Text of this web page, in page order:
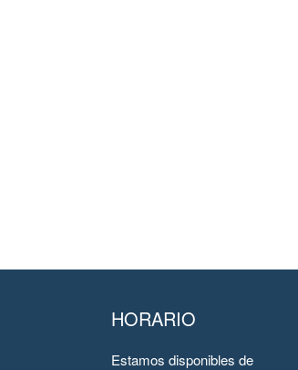
HORARIO
Estamos disponibles de